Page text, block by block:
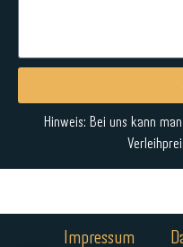
Alternative:
Hinweis: Bei uns kann
Impressum